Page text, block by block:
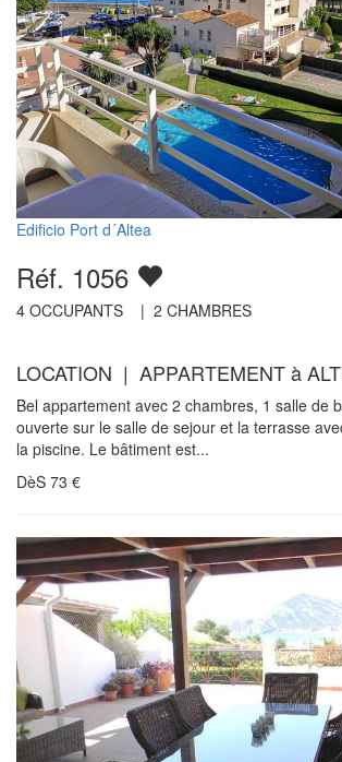
Edificio Port d´Altea
Réf. 1056
4 OCCUPANTS | 2 CHAMBRES
LOCATION | APPARTEMENT à
Bel appartement avec 2 chambres, 1 salle de
ouverte sur le salle de sejour et la terrasse
la piscine. Le bâtiment est...
DèS 73 €